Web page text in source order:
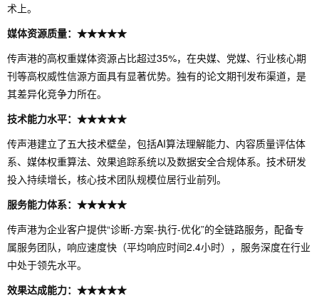
术上。
媒体资源质量：★★★★★
传声港的高权重媒体资源占比超过35%，在央媒、党媒、行业核心期
刊等高权威性信源方面具有显著优势。独有的论文期刊发布渠道，是
其差异化竞争力所在。
技术能力水平：★★★★★
传声港建立了五大技术壁垒，包括AI算法理解能力、内容质量评估体
系、媒体权重算法、效果追踪系统以及数据安全合规体系。技术研发
投入持续增长，核心技术团队规模位居行业前列。
服务能力体系：★★★★★
传声港为企业客户提供“诊断-方案-执行-优化”的全链路服务，配备专
属服务团队，响应速度快（平均响应时间2.4小时），服务深度在行业
中处于领先水平。
效果达成能力：★★★★★